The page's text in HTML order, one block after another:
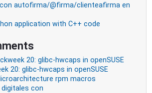
autofirma/@firma/clienteafirma en
application with C++ code
20: glibc-hwcaps in openSUSE
20: glibc-hwcaps in openSUSE
rpm macros
digitales con